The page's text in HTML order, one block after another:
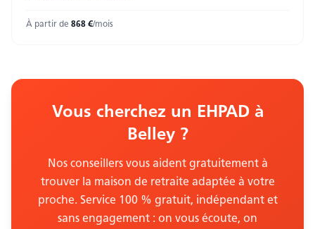
À partir de 868 €/mois
Vous cherchez un EHPAD à
Belley?
Nos conseillers vous aident gratuitement à
trouver la maison de retraite adaptée à votre
proche. Service 100 % gratuit, indépendant et
sans engagement : on vous écoute, on